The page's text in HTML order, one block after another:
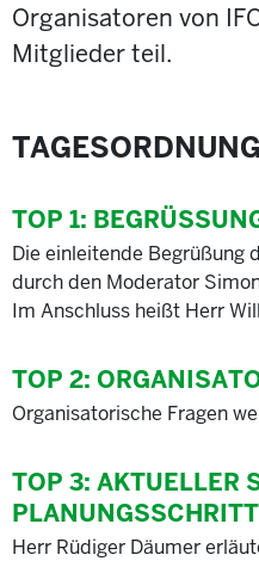
Organisatoren von
Mitglieder teil.
TOP 1:
Die einleitende Begrüßung
durch den Moderator
Im Anschluss heißt Herr
TOP 2:
Organisatorische Fragen
TOP 3: AKTUELLER
Herr Rüdiger Däumer